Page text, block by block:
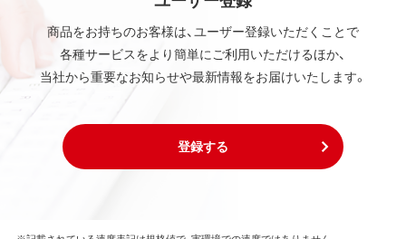
商品をお持ちのお客様は、ユーザー登録いただくことで
各種サービスをより簡単にご利用いただけるほか、
当社から重要なお知らせや最新情報をお届けいたします。
登録する